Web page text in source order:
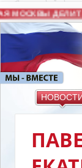
МОСКВЫ ДЕЛИТ